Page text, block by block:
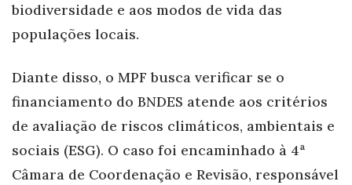
biodiversidade e aos modos de vida das
populações locais.
Diante disso, o MPF busca verificar se o
financiamento do BNDES atende aos critérios
de avaliação de riscos climáticos, ambientais e
sociais (ESG). O caso foi encaminhado à 4ª
Câmara de Coordenação e Revisão, responsável